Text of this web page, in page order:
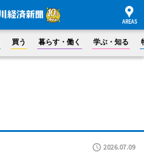
買う 暮らす・働く 学ぶ・知る
2026.07.09